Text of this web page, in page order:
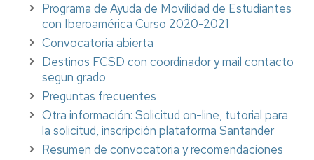
Programa de Ayuda de Movilidad de Estudiantes
con Iberoamérica Curso 2020-2021
Convocatoria abierta
Destinos FCSD con coordinador y mail contacto
segun grado
Preguntas frecuentes
Otra información: Solicitud on-line, tutorial para
la solicitud, inscripción plataforma Santander
Resumen de convocatoria y recomendaciones